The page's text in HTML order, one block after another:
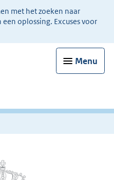
met het zoeken naar
oplossing. Excuses voor
Menu